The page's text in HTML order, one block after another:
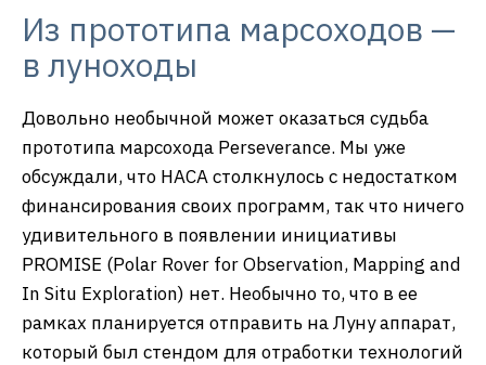
Из прототипа марсоходов —
в луноходы
Довольно необычной может оказаться судьба
прототипа марсохода Perseverance. Мы уже
обсуждали, что НАСА столкнулось с недостатком
финансирования своих программ, так что ничего
удивительного в появлении инициативы
PROMISE (Polar Rover for Observation, Mapping and
In Situ Exploration) нет. Необычно то, что в ее
рамках планируется отправить на Луну аппарат,
который был стендом для отработки технологий